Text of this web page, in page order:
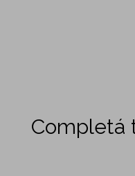
Completá